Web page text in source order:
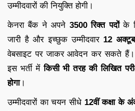
उम्मीदवारों की नियुक्ति होगी।
केनरा बैंक ने अपने 3500 रिक्त पदोंके
जारी है और इच्छुक उम्मीदवार 12
वेबसाइट पर जाकर आवेदन कर सकते
इस भर्ती मेंकिसी भी तरह की लिखित
होगा।
उम्मीदवारों का चयन सीधे 12वीं कक्षा के